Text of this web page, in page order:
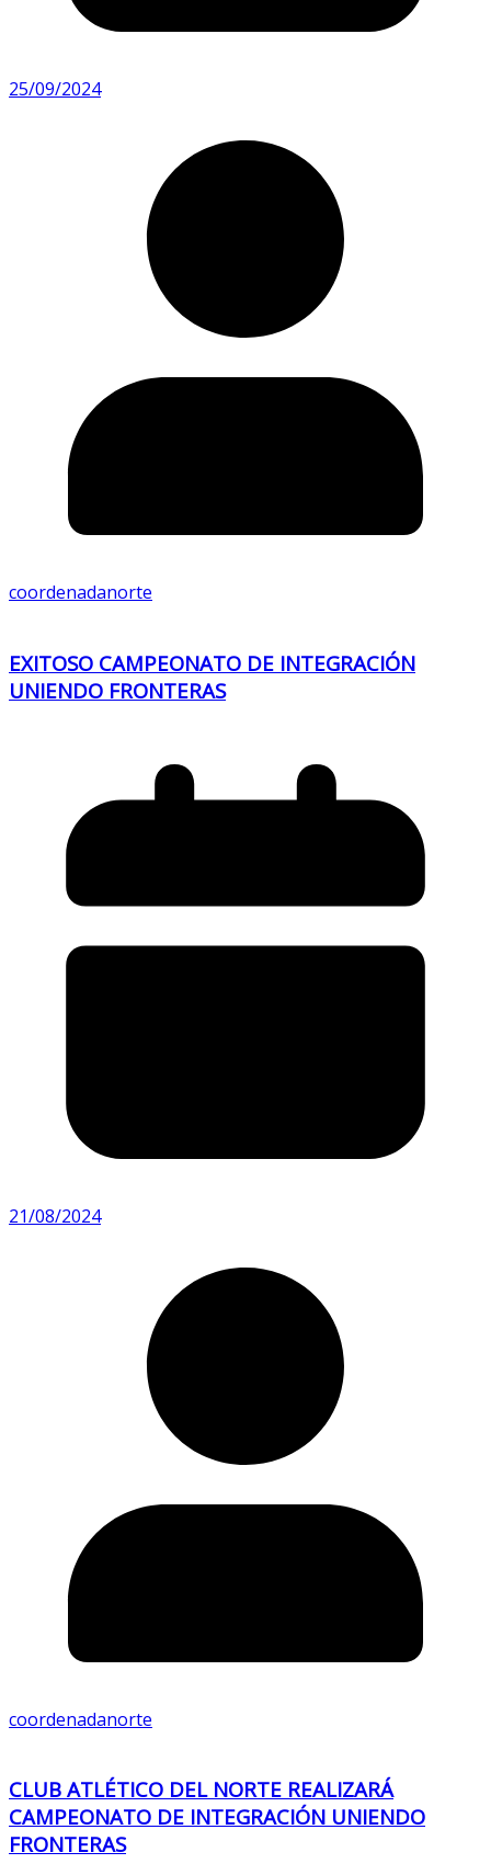
25/09/2024
coordenadanorte
EXITOSO CAMPEONATO DE INTEGRACIÓN
UNIENDO FRONTERAS
21/08/2024
coordenadanorte
CLUB ATLÉTICO DEL NORTE REALIZARÁ
CAMPEONATO DE INTEGRACIÓN UNIENDO
FRONTERAS